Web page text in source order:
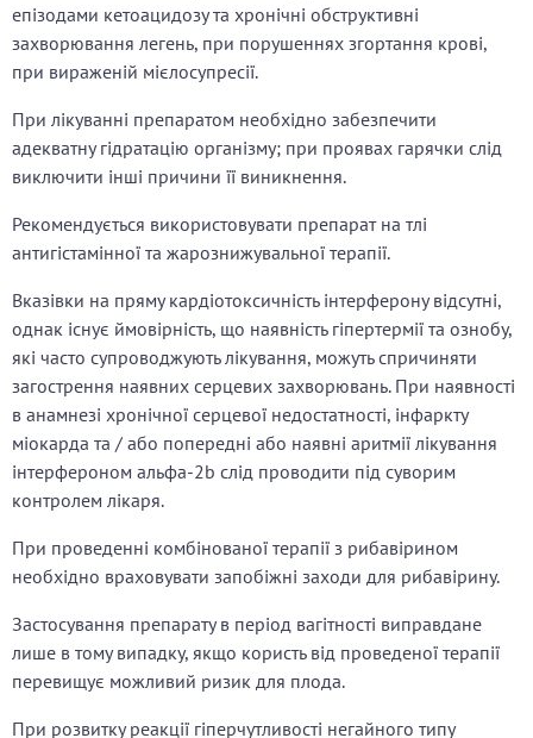
епізодами кетоацидозу та хронічні обструктивні
захворювання легень, при порушеннях згортання крові,
при вираженій мієлосупресії.
При лікуванні препаратом необхідно забезпечити
адекватну гідратацію організму; при проявах гарячки слід
виключити інші причини її виникнення.
Рекомендується використовувати препарат на тлі
антигістамінної та жарознижувальної терапії.
Вказівки на пряму кардіотоксичність інтерферону відсутні,
однак існує ймовірність, що наявність гіпертермії та ознобу,
які часто супроводжують лікування, можуть спричиняти
загострення наявних серцевих захворювань. При наявності
в анамнезі хронічної серцевої недостатності, інфаркту
міокарда та / або попередні або наявні аритмії лікування
інтерфероном альфа-2b слід проводити під суворим
контролем лікаря.
При проведенні комбінованої терапії з рибавірином
необхідно враховувати запобіжні заходи для рибавірину.
Застосування препарату в період вагітності виправдане
лише в тому випадку, якщо користь від проведеної терапії
перевищує можливий ризик для плода.
При розвитку реакції гіперчутливості негайного типу